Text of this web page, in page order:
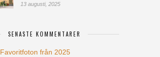
13 augusti, 2025
SENASTE KOMMENTARER
Favoritfoton från 2025